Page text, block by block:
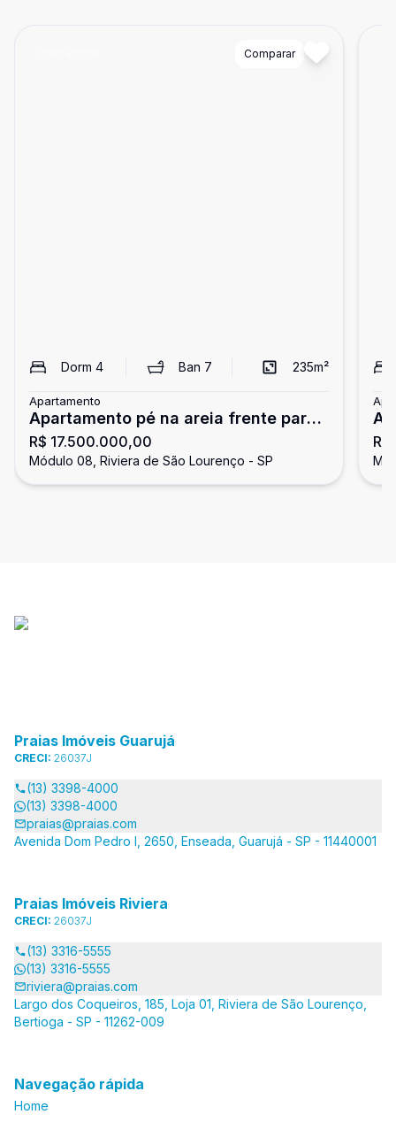
Comparar
Dorm 4 Ban 7 235m²
Apartamento
Apartamento pé na areia frente para
o mar, 4 suítes, Riviera
R$ 17.500.000,00
Módulo 08, Riviera de São Lourenço - SP
Praias Imóveis Guarujá
CRECI: 26037J
(13) 3398-4000
(13) 3398-4000
praias@praias.com
Avenida Dom Pedro I, 2650, Enseada, Guarujá - SP - 11440001
Praias Imóveis Riviera
CRECI: 26037J
(13) 3316-5555
(13) 3316-5555
riviera@praias.com
Largo dos Coqueiros, 185, Loja 01, Riviera de São Lourenço,
Bertioga - SP - 11262-009
Navegação rápida
Home